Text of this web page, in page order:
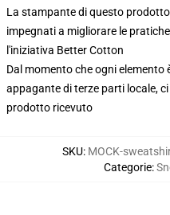
La stampante di questo
impegnati a migliorare le
l'iniziativa Better Cotton
Dal momento che ogni
appagante di terze parti locale,
prodotto ricevuto
SKU: MOCK-
Categorie: